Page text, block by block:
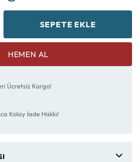
SEPETE EKLE
HEMEN AL
Ücretsiz Kargo!
Kolay İade Hakkı!